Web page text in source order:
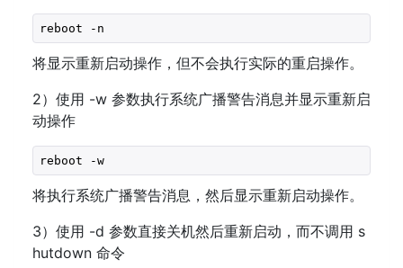
reboot -n
将显示重新启动操作，但不会执行实际的重启操作。
2）使用 -w 参数执行系统广播警告消息并显示重新启
动操作
reboot -w
将执行系统广播警告消息，然后显示重新启动操作。
3）使用 -d 参数直接关机然后重新启动，而不调用 s
hutdown 命令